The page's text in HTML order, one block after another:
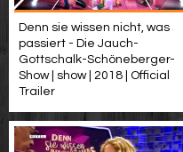
Denn sie wissen nicht, was
passiert - Die Jauch-
Gottschalk-Schöneberger-
Show | show | 2018 | Official
Trailer